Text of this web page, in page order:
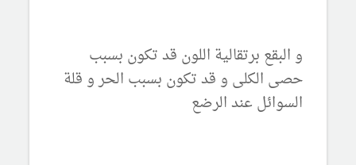
و البقع برتقالية اللون قد تكون بسبب
حصى الكلى و قد تكون بسبب الحر و قلة
السوائل عند الرضع